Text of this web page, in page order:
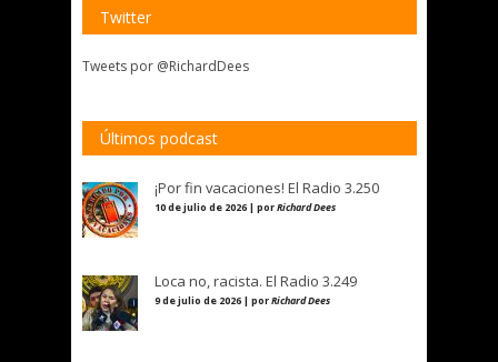
Twitter
Tweets por @RichardDees
Últimos podcast
¡Por fin vacaciones! El Radio 3.250
10 de julio de 2026 | porRichard Dees
Loca no, racista. El Radio 3.249
9 de julio de 2026 | porRichard Dees